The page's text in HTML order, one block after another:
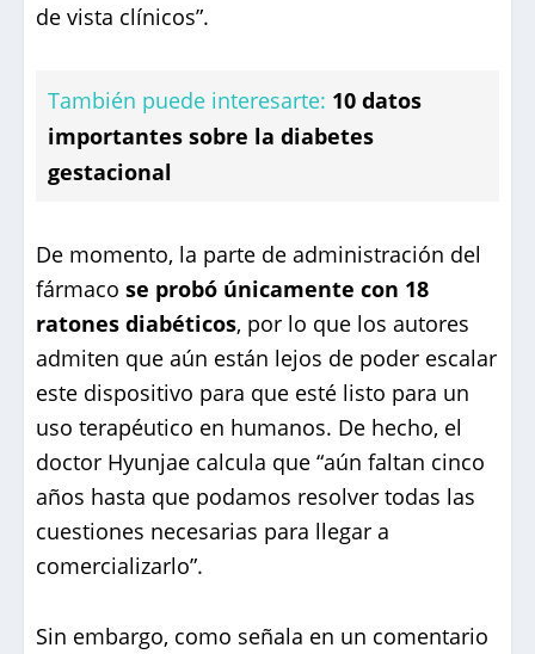
de vista clínicos”.
También puede interesarte: 10 datos
importantes sobre la diabetes
gestacional
De momento, la parte de administración del
fármaco se probó únicamente con 18
ratones diabéticos, por lo que los autores
admiten que aún están lejos de poder escalar
este dispositivo para que esté listo para un
uso terapéutico en humanos. De hecho, el
doctor Hyunjae calcula que “aún faltan cinco
años hasta que podamos resolver todas las
cuestiones necesarias para llegar a
comercializarlo”.
Sin embargo, como señala en un comentario